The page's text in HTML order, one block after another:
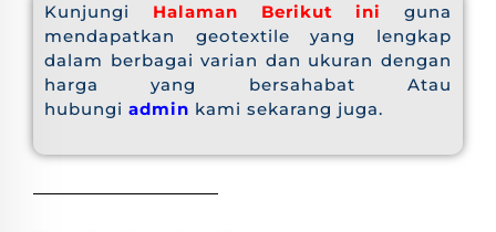
Kunjungi Halaman Berikut ini
guna
mendapatkan geotextile yang lengkap
dalam berbagai varian dan ukuran dengan
harga yang bersahabat Atau
hubungi admin kami sekarang juga.